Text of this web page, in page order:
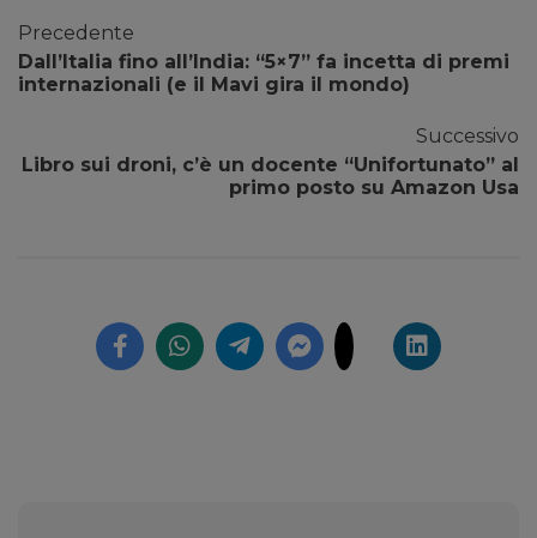
Precedente
Dall’Italia fino all’India: “5×7” fa incetta di premi
internazionali (e il Mavi gira il mondo)
Successivo
Libro sui droni, c’è un docente “Unifortunato” al
primo posto su Amazon Usa